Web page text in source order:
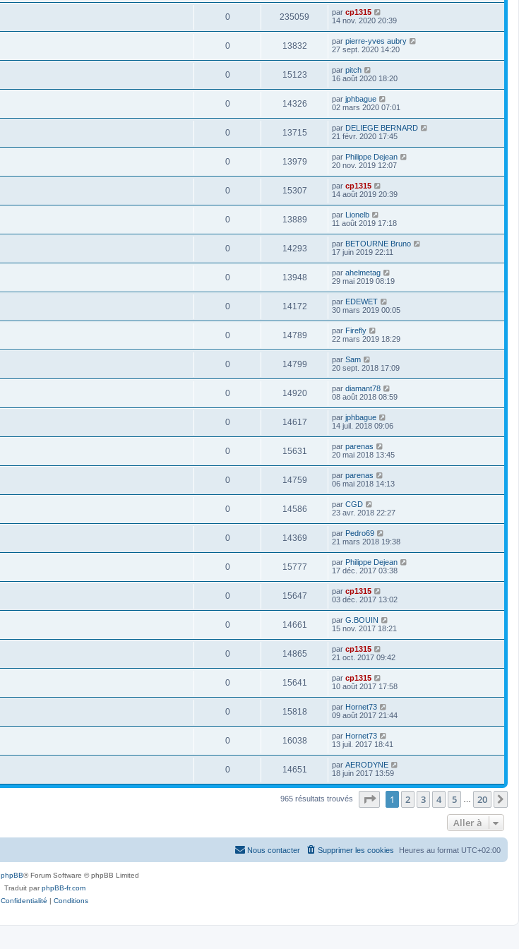
0 235059 par cp1315
14 nov. 2020 20:39
0 13832 par pierre-yves aubry
27 sept. 2020 14:20
0 15123 par pitch
16 août 2020 18:20
0 14326 par jphbague
02 mars 2020 07:01
0 13715 par DELIEGE BERNARD
21 févr. 2020 17:45
0 13979 par Philippe Dejean
20 nov. 2019 12:07
0 15307 par cp1315
14 août 2019 20:39
0 13889 par Lionelb
11 août 2019 17:18
0 14293 par BETOURNE Bruno
17 juin 2019 22:11
0 13948 par ahelmetag
29 mai 2019 08:19
0 14172 par EDEWET
30 mars 2019 00:05
0 14789 par Firefly
22 mars 2019 18:29
0 14799 par Sam
20 sept. 2018 17:09
0 14920 par diamant78
08 août 2018 08:59
0 14617 par jphbague
14 juil. 2018 09:06
0 15631 par parenas
20 mai 2018 13:45
0 14759 par parenas
06 mai 2018 14:13
0 14586 par CGD
23 avr. 2018 22:27
0 14369 par Pedro69
21 mars 2018 19:38
0 15777 par Philippe Dejean
17 déc. 2017 03:38
0 15647 par cp1315
03 déc. 2017 13:02
0 14661 par G.BOUIN
15 nov. 2017 18:21
0 14865 par cp1315
21 oct. 2017 09:42
0 15641 par cp1315
10 août 2017 17:58
0 15818 par Hornet73
09 août 2017 21:44
0 16038 par Hornet73
13 juil. 2017 18:41
0 14651 par AERODYNE
18 juin 2017 13:59
965 résultats trouvés Page sur20
1 2 3 4 5 20
Aller à
Heures au format UTC+02:00
Supprimer les cookies
Nous contacter
phpBB® Forum Software © phpBB Limited
Traduit parphpBB-fr.com
Confidentialité | Conditions